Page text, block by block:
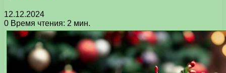
12.12.2024
0 Время чтения: 2 мин.